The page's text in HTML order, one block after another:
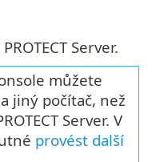
Server.
můžete
jiný počítač, než
Server. V
provést další